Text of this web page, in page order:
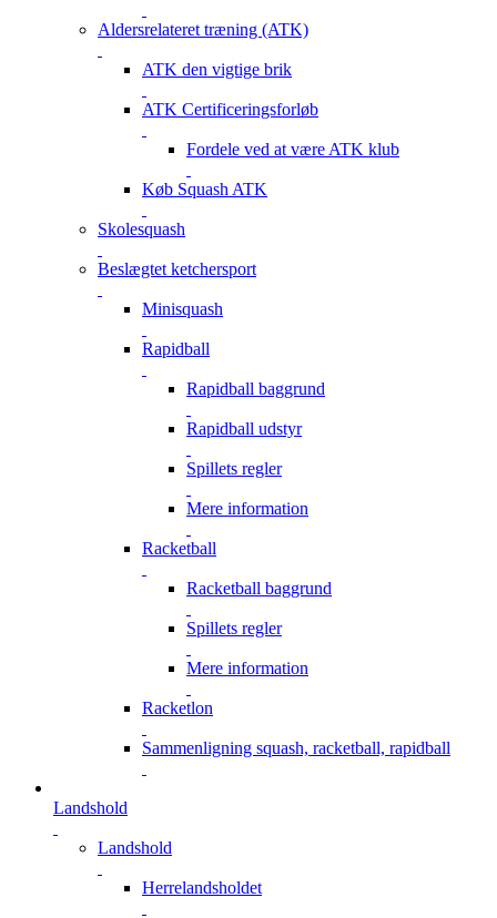
Aldersrelateret træning (ATK)
ATK den vigtige brik
ATK Certificeringsforløb
Fordele ved at være ATK klub
Køb Squash ATK
Skolesquash
Beslægtet ketchersport
Minisquash
Rapidball
Rapidball baggrund
Rapidball udstyr
Spillets regler
Mere information
Racketball
Racketball baggrund
Spillets regler
Mere information
Racketlon
Sammenligning squash, racketball, rapidball
Landshold
Landshold
Herrelandsholdet